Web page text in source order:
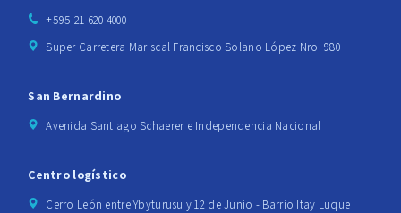
+595 21 620 4000
Super Carretera Mariscal Francisco Solano López Nro. 980
San Bernardino
Avenida Santiago Schaerer e Independencia Nacional
Centro logístico
Cerro León entre Ybyturusu y 12 de Junio - Barrio Itay Luque